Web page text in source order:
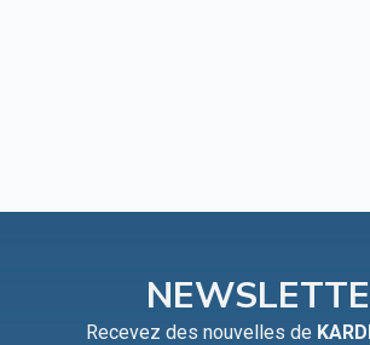
Recevez des nouvelles de